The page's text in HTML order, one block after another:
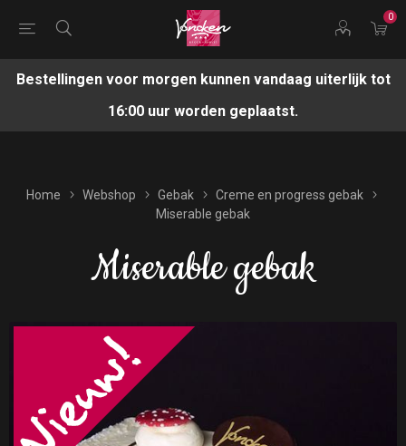
0
Bestellingen voor morgen kunnen vandaag uiterlijk tot
16:00 uur worden geplaatst.
Home Webshop Gebak
Creme en progress gebak
Miserable gebak
Miserable gebak